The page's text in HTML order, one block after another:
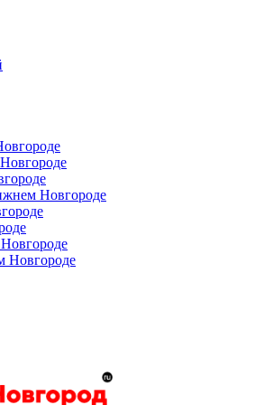
Новгороде
Новгороде